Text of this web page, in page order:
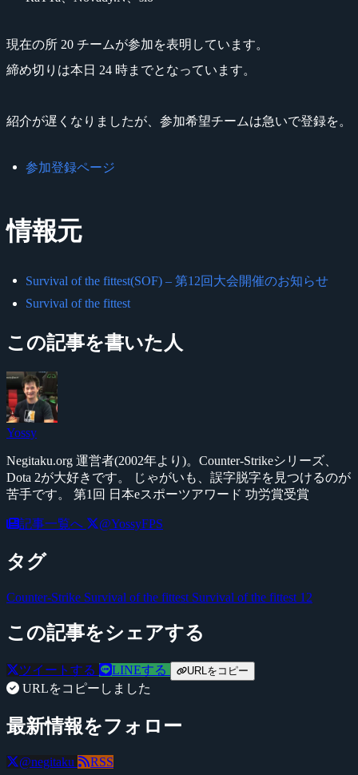
現在の所 20 チームが参加を表明しています。
締め切りは本日 24 時までとなっています。
紹介が遅くなりましたが、参加希望チームは急いで登録を。
参加登録ページ
情報元
Survival of the fittest(SOF) – 第12回大会開催のお知らせ
Survival of the fittest
この記事を書いた人
Yossy
Negitaku.org 運営者(2002年より)。Counter-Strikeシリーズ、
Dota 2が大好きです。 じゃがいも、誤字脱字を見つけるのが
苦手です。 第1回 日本eスポーツアワード 功労賞受賞
記事一覧へ @YossyFPS
タグ
Counter-Strike Survival of the fittest Survival of the fittest 12
この記事をシェアする
ツイートする LINEする URLをコピー
URLをコピーしました
最新情報をフォロー
@negitaku RSS